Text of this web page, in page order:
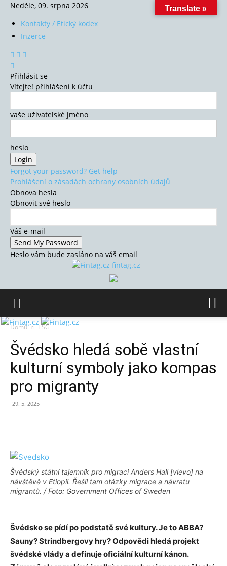
Neděle, 09. srpna 2026
Kontakty / Etický kodex
Inzerce
Přihlásit se
Vítejte! přihlášení k účtu
vaše uživatelské jméno
heslo
Forgot your password? Get help
Prohlášení o zásadách ochrany osobních údajů
Obnova hesla
Obnovit své heslo
Váš e-mail
Heslo vám bude zasláno na váš email
fintag.cz
Domů ESG
Švédsko hledá sobě vlastní
kulturní symboly jako kompas
pro migranty
29. 5. 2025
Švédský státní tajemník pro migraci Anders Hall [vlevo] na
návštěvě v Etiopii. Řešil tam otázky migrace a návratu
migrantů. / Foto: Government Offices of Sweden
Švédsko se pídí po podstatě své kultury. Je to ABBA?
Sauny? Strindbergovy hry? Odpovědi hledá projekt
švédské vlády a definuje oficiální kulturní kánon.
Translate »